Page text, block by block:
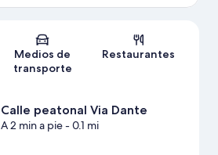
Sección del mapa
Medios de
transporte
Restaurantes
Calle peatonal Via Dante
A 2 min a pie- 0.1 mi